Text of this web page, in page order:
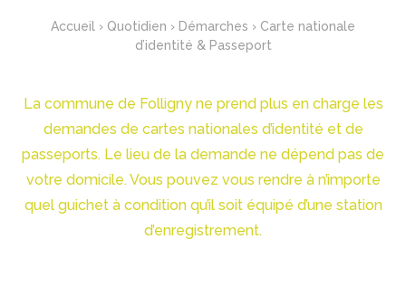
Accueil › Quotidien › Démarches › Carte nationale
d’identité & Passeport
La commune de Folligny ne prend plus en charge les
demandes de cartes nationales d’identité et de
passeports. Le lieu de la demande ne dépend pas de
votre domicile. Vous pouvez vous rendre à n’importe
quel guichet à condition qu’il soit équipé d’une station
d’enregistrement.